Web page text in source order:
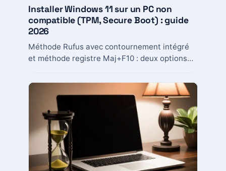
Installer Windows 11 sur un PC non
compatible (TPM, Secure Boot) : guide
2026
Méthode Rufus avec contournement intégré
et méthode registre Maj+F10 : deux options
officiellement non...